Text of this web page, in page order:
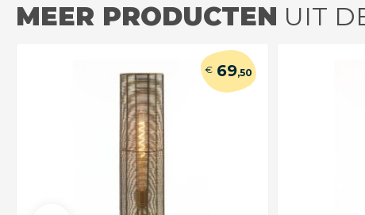
MEER PRODUCTEN UIT
€69,50